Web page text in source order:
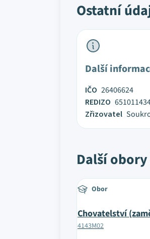
Ostatní
Další
IČO 26406624
REDIZO
Zřizovatel
Další
Obor
Chovatelství
4143M02